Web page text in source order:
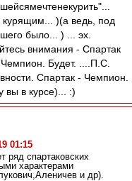
курящим... )(а ведь, под
было... ) ... эх.
внимания - Спартак
Чемпион. Будет. ....П.С.
Спартак - Чемпион.
вы в курсе)... :)
01:15
ряд спартаковских
характерами
и др).